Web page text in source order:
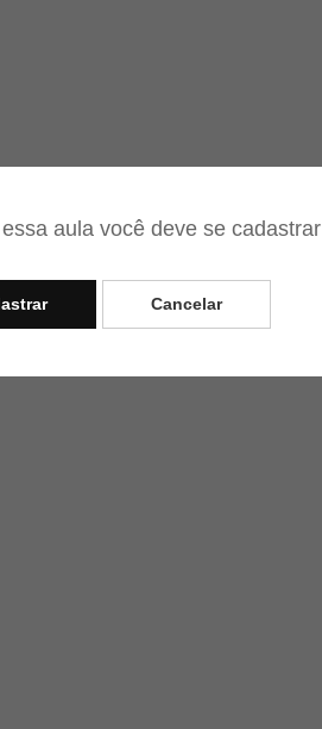
aula você deve se cadastrar
Cancelar